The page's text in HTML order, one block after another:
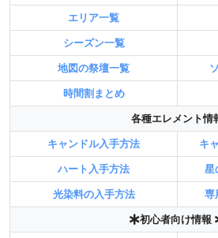
エリア一覧
シーズン一覧
地図の祭壇一覧
時間割まとめ
各種エレメント情
キャンドル入手方法 キ
ハート入手方法 星
光染料の入手方法 専
初心者向け情報